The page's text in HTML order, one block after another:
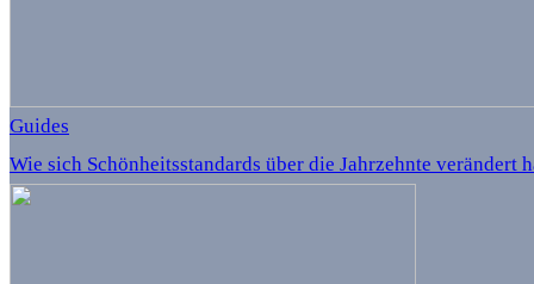
Guides
Wie sich Schönheitsstandards über die Jahrzehnte verändert